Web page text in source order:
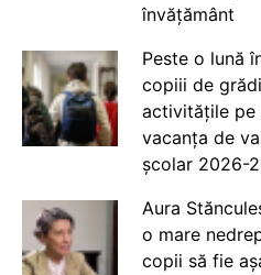
învățământ
Peste o lună
copiii de
activitățile pe
vacanța de
școlar 2026-
Aura
o mare
copii să fie